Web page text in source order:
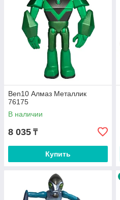
Ben10 Алмаз Металлик
76175
В наличии
8 035 ₸
Купить